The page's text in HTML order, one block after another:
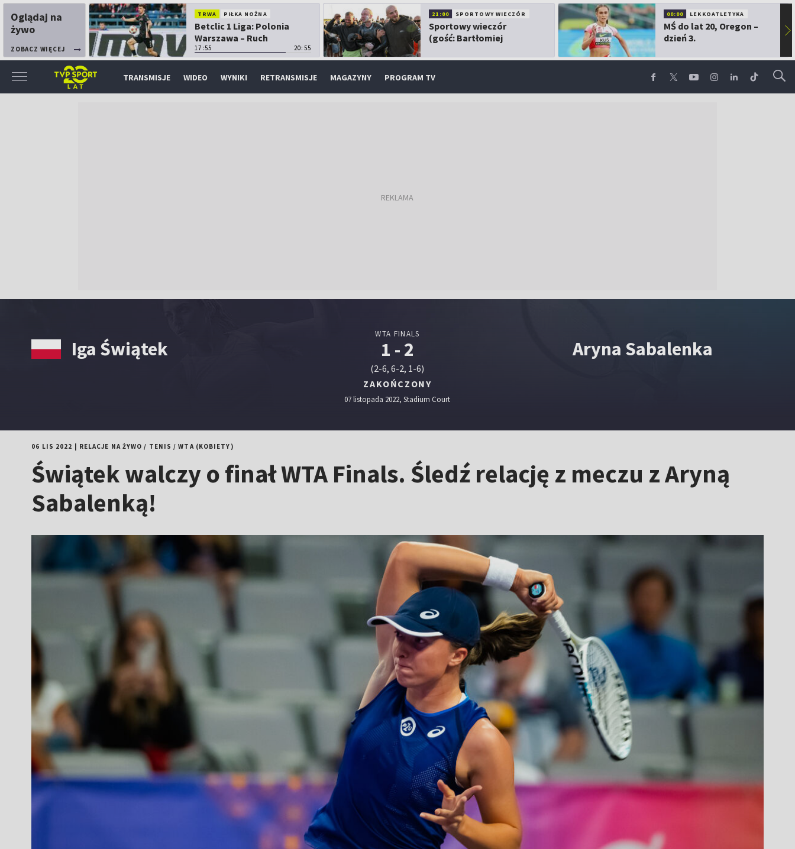
Oglądaj na
żywo
ZOBACZ WIĘCEJ
TRWA PIŁKA NOŻNA
Betclic 1 Liga: Polonia
Warszawa – Ruch
Chorzów
17:55 20:55
21:00 SPORTOWY WIECZÓR
Sportowy wieczór
(gość: Bartłomiej
00:00 LEKKOATLETYKA
MŚ do lat 20, Oregon –
dzień 3.
▶
TRANSMISJE WIDEO WYNIKI RETRANSMISJE MAGAZYNY PROGRAM TV
Iga Świątek
WTA FINALS
1 - 2
(2-6, 6-2, 1-6)
ZAKOŃCZONY
07 listopada 2022, Stadium Court
Aryna Sabalenka
06 LIS 2022 RELACJE NA ŻYWO / TENIS /WTA (KOBIETY)
Świątek walczy o finał WTA Finals. Śledź relację z meczu z Aryną
Sabalenką!